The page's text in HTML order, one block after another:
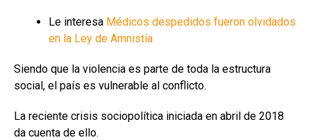
Le interesa Médicos despedidos fueron olvidados
en la Ley de Amnistía
Siendo que la violencia es parte de toda la estructura
social, el país es vulnerable al conflicto.
La reciente crisis sociopolítica iniciada en abril de 2018
da cuenta de ello.